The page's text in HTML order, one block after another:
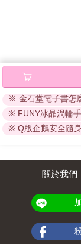
※ 金石堂電子書怎
※ FUNY冰晶渦輪
※ Q版企鵝安全隨
關於我們